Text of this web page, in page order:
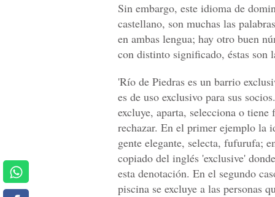
Sin embargo, este idioma de
castellano, son muchas las
en ambas lengua; hay otro buen
con distinto significado, éstas son
'Río de Piedras es un barrio
es de uso exclusivo para sus
excluye, aparta, selecciona o
rechazar. En el primer ejemplo la
gente elegante, selecta, fufurufa;
copiado del inglés 'exclusive'
esta denotación. En el segundo
piscina se excluye a las personas